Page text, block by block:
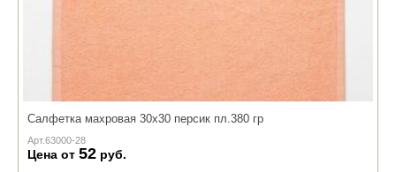
Салфетка махровая 30х30 персик пл.380 гр
Арт.63000-28
Цена от 52 руб.